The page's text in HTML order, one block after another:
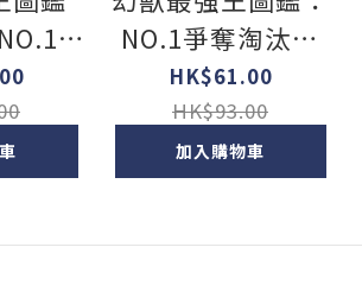
爭
NO.1爭奪淘汰賽
（新版）
HK$61.00
HK$93.00
加入購物車